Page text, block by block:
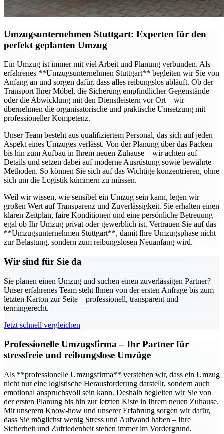
Umzugsunternehmen Stuttgart: Experten für den
perfekt geplanten Umzug
Ein Umzug ist immer mit viel Arbeit und Planung verbunden. Als
erfahrenes **Umzugsunternehmen Stuttgart** begleiten wir Sie von
Anfang an und sorgen dafür, dass alles reibungslos abläuft. Ob der
Transport Ihrer Möbel, die Sicherung empfindlicher Gegenstände
oder die Abwicklung mit den Dienstleistern vor Ort – wir
übernehmen die organisatorische und praktische Umsetzung mit
professioneller Kompetenz.
Unser Team besteht aus qualifiziertem Personal, das sich auf jeden
Aspekt eines Umzuges verlässt. Von der Planung über das Packen
bis hin zum Aufbau in Ihrem neuen Zuhause – wir achten auf
Details und setzen dabei auf moderne Ausrüstung sowie bewährte
Methoden. So können Sie sich auf das Wichtige konzentrieren, ohne
sich um die Logistik kümmern zu müssen.
Weil wir wissen, wie sensibel ein Umzug sein kann, legen wir
großen Wert auf Transparenz und Zuverlässigkeit. Sie erhalten einen
klaren Zeitplan, faire Konditionen und eine persönliche Betreuung –
egal ob Ihr Umzug privat oder gewerblich ist. Vertrauen Sie auf das
**Umzugsunternehmen Stuttgart**, damit Ihre Umzugsphase nicht
zur Belastung, sondern zum reibungslosen Neuanfang wird.
Wir sind für Sie da
Sie planen einen Umzug und suchen einen zuverlässigen Partner?
Unser erfahrenes Team steht Ihnen von der ersten Anfrage bis zum
letzten Karton zur Seite – professionell, transparent und
termingerecht.
Jetzt schnell vergleichen
Professionelle Umzugsfirma – Ihr Partner für
stressfreie und reibungslose Umzüge
Als **professionelle Umzugsfirma** verstehen wir, dass ein Umzug
nicht nur eine logistische Herausforderung darstellt, sondern auch
emotional anspruchsvoll sein kann. Deshalb begleiten wir Sie von
der ersten Planung bis hin zur letzten Kiste in Ihrem neuen Zuhause.
Mit unserem Know-how und unserer Erfahrung sorgen wir dafür,
dass Sie möglichst wenig Stress und Aufwand haben – Ihre
Sicherheit und Zufriedenheit stehen immer im Vordergrund.